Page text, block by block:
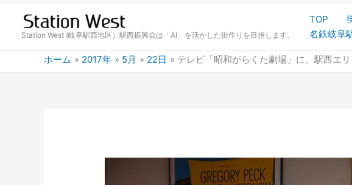
ス
Station West (岐阜駅西地区）駅西振興会は「AI」を活かした街作りを目指します。
TOP
名鉄岐阜
ホーム 2017年 5月 22日 テレビ「昭和がらくた劇場」に、駅西エ